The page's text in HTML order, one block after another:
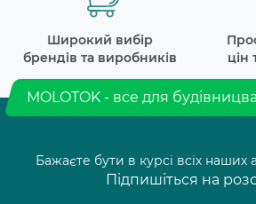
Широкий вибір
брендів та виробників
цін
MOLOTOK - все для будівницва
Бажаєте бути в курсі всіх наших
Підпишіться на